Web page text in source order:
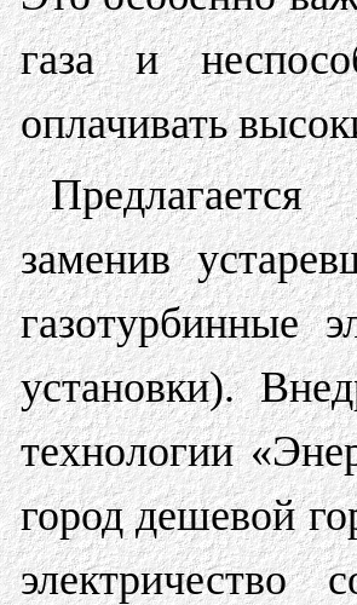
газа и
оплачивать
Предлагается
заменив
газотурбинные
установки).
технологии
город дешевой
электричество